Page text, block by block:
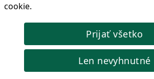
cookie.
Prijať všetko
Len nevyhnutné
Iba sídlo firmy
© Copyright 2026 Lincos s.r.o., všetky